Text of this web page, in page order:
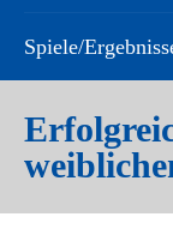
Spiele/